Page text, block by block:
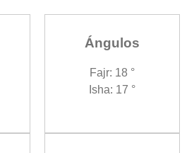
Ángulos
Fajr: 18 °
Isha: 17 °